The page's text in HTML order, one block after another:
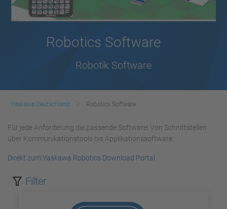
Robotics Software
Robotik Software
Yaskawa Deutschland Robotics Software
Für jede Anforderung die passende Software! Von Schnittstellen
über Kommunikationstools bis Applikationssoftware.
Direkt zum Yaskawa Robotics Download Portal
Filter